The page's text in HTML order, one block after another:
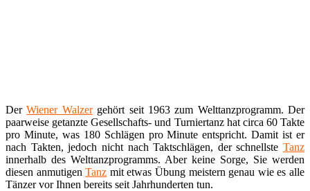
DerWiener Walzergehört seit 1963 zum Welttanzprogramm. Der
paarweise getanzte Gesellschafts- und Turniertanz hat circa 60 Takte
pro Minute, was 180 Schlägen pro Minute entspricht. Damit ist er
nach Takten, jedoch nicht nach Taktschlägen, der schnellste Tanz
innerhalb des Welttanzprogramms. Aber keine Sorge, Sie werden
diesen anmutigenTanz mit etwas Übung meistern genau wie es alle
Tänzer vor Ihnen bereits seit Jahrhunderten tun.